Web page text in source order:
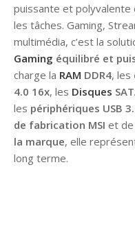
puissante et polyvalente
les tâches. Gaming,
multimédia, c’est la
Gaming équilibré et
charge la RAM DDR4, les
4.0 16x, les Disques
les périphériques USB
de fabrication MSI et de
la marque, elle
long terme.